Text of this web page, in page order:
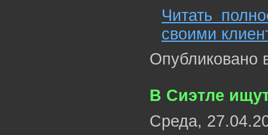
Читать
своими
Опубликовано
В Сиэтле
Среда,